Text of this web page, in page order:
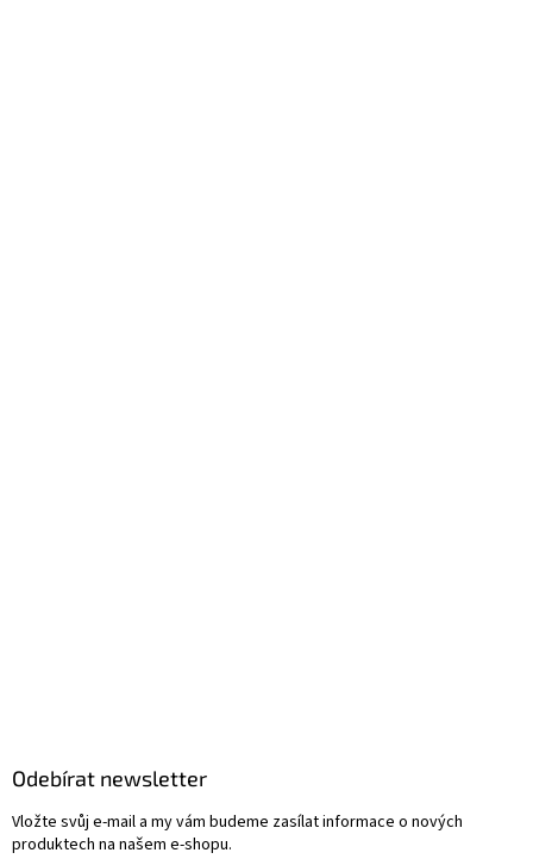
Odebírat newsletter
Vložte svůj e-mail a my vám budeme zasílat informace o nových
produktech na našem e-shopu.